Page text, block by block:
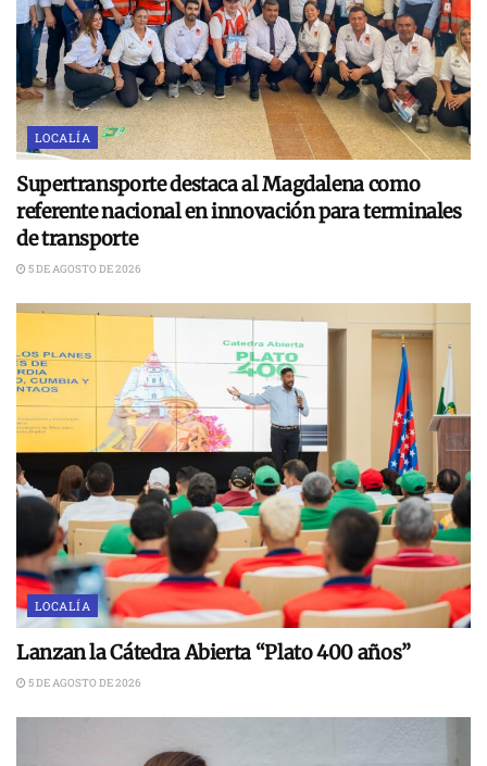
LOCALÍA
Supertransporte destaca al Magdalena como
referente nacional en innovación para terminales
de transporte
5 DE AGOSTO DE 2026
LOCALÍA
Lanzan la Cátedra Abierta “Plato 400 años”
5 DE AGOSTO DE 2026